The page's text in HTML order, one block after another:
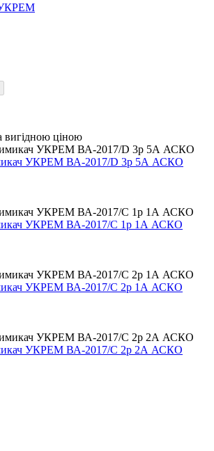
вигідною ціною
УКРЕМ ВА-2017/D 3р 5А АСКО
УКРЕМ ВА-2017/С 1р 1А АСКО
УКРЕМ ВА-2017/С 2р 1А АСКО
УКРЕМ ВА-2017/С 2р 2А АСКО